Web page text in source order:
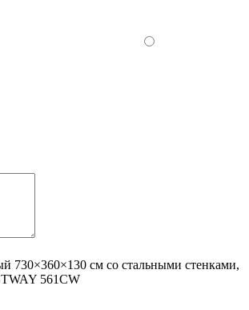
730×360×130 см со стальными стенками,
561CW